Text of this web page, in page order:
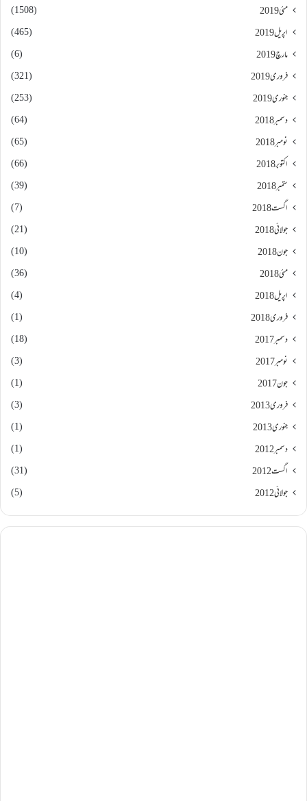
مئی 2019
(1508)
اپریل 2019
(465)
مارچ 2019
(6)
فروری 2019
(321)
جنوری 2019
(253)
دسمبر 2018
(64)
نومبر 2018
(65)
اکتوبر 2018
(66)
ستمبر 2018
(39)
اگست 2018
(7)
جولائی 2018
(21)
جون 2018
(10)
مئی 2018
(36)
اپریل 2018
(4)
فروری 2018
(1)
دسمبر 2017
(18)
نومبر 2017
(3)
جون 2017
(1)
فروری 2013
(3)
جنوری 2013
(1)
دسمبر 2012
(1)
اگست 2012
(31)
جولائی 2012
(5)